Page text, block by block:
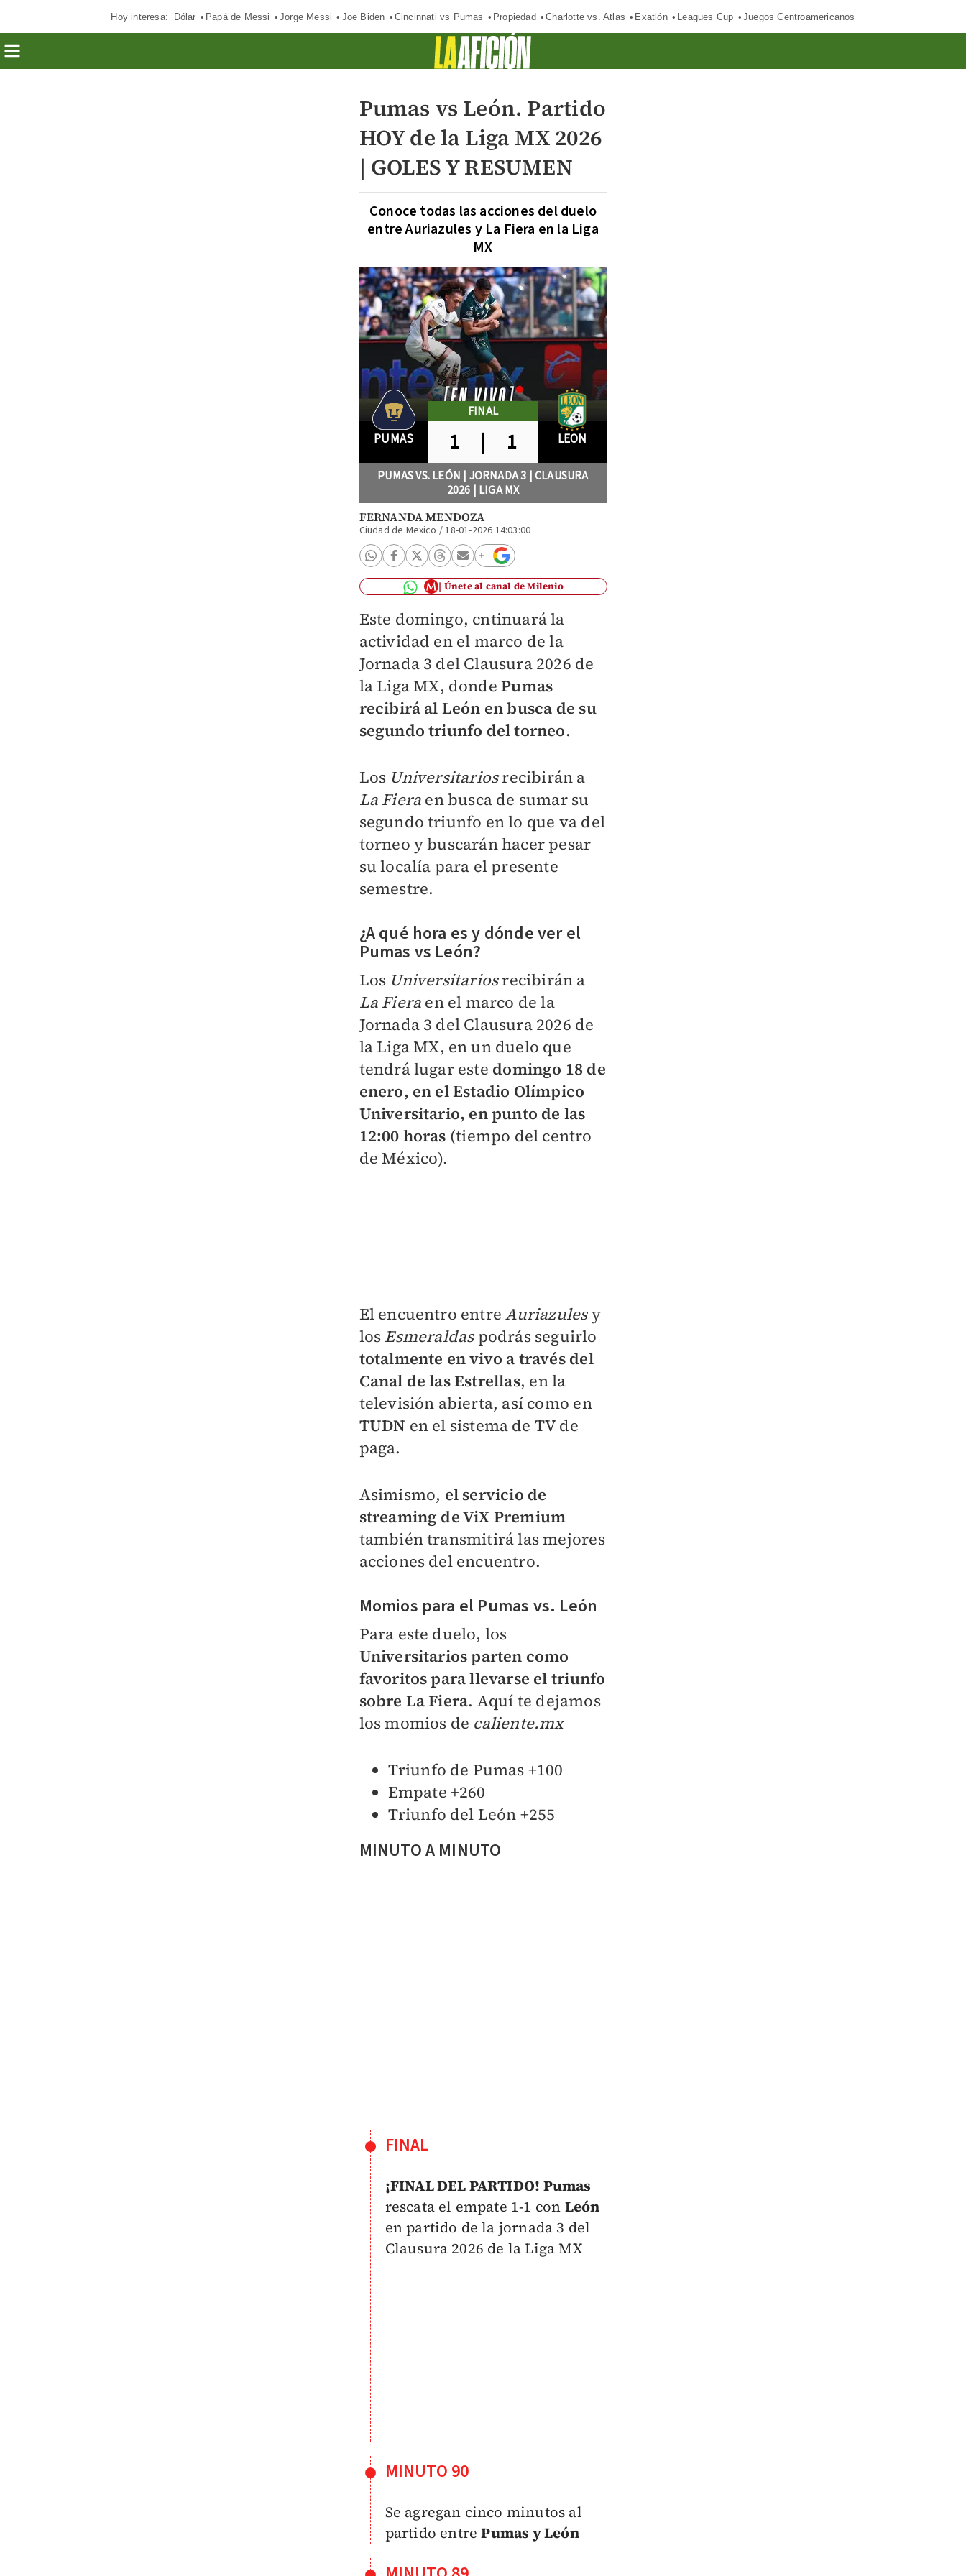
Hoy interesa: Dólar Papá de Messi Jorge Messi Joe Biden Cincinnati vs Pumas Propiedad Charlotte vs. Atlas Exatlón Leagues Cup Juegos Centroamericanos
Pumas vs León. Partido
HOY de la Liga MX 2026
| GOLES Y RESUMEN
Conoce todas las acciones del duelo
entre Auriazules y La Fiera en la Liga
MX
FINAL
PUMAS 1 | 1 LEÓN
PUMAS VS. LEÓN | JORNADA 3 | CLAUSURA
2026 | LIGA MX
FERNANDA MENDOZA
Ciudad de Mexico /18-01-2026 14:03:00
Únete al canal de Milenio
Este domingo, cntinuará la
actividad en el marco de la
Jornada 3 del Clausura 2026 de
la Liga MX, dondePumas
recibirá al León en busca de su
segundo triunfo del torneo.
Los Universitariosrecibirán a
La Fiera en busca de sumar su
segundo triunfo en lo que va del
torneo y buscarán hacer pesar
su localía para el presente
semestre.
¿A qué hora es y dónde ver el
Pumas vs León?
Los Universitariosrecibirán a
La Fiera en el marco de la
Jornada 3 del Clausura 2026 de
la Liga MX, en un duelo que
tendrá lugar este domingo 18 de
enero, en el Estadio Olímpico
Universitario, en punto de las
12:00 horas (tiempo del centro
de México).
El encuentro entreAuriazulesy
los Esmeraldas podrás seguirlo
totalmente en vivo a través del
Canal de las Estrellas, en la
televisión abierta, así como en
TUDN en el sistema de TV de
paga.
Asimismo, el servicio de
streaming de ViX Premium
también transmitirá las mejores
acciones del encuentro.
Momios para el Pumas vs. León
Para este duelo, los
Universitarios parten como
favoritos para llevarse el triunfo
sobre La Fiera. Aquí te dejamos
los momios de caliente.mx
Triunfo de Pumas +100
Empate +260
Triunfo del León +255
MINUTO A MINUTO
FINAL
¡FINAL DEL PARTIDO! Pumas
rescata el empate 1-1 con León
en partido de la jornada 3 del
Clausura 2026 de la Liga MX
MINUTO 90
Se agregan cinco minutos al
partido entrePumas y León